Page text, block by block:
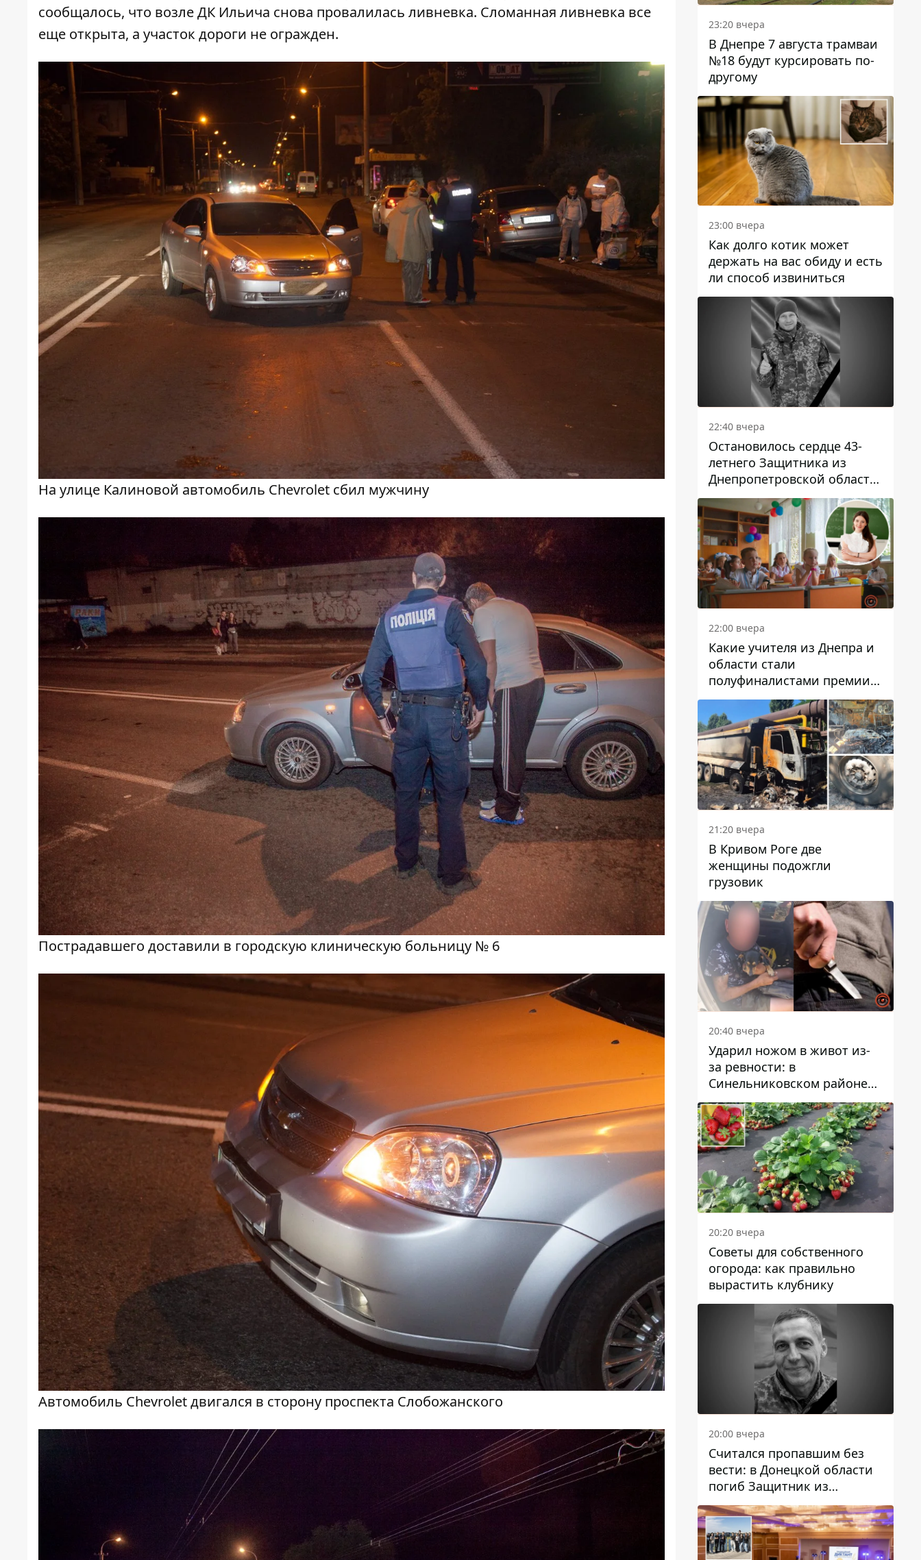
сообщалось, что возле ДК Ильича снова провалилась ливневка. Сломанная ливневка все
еще открыта, а участок дороги не огражден.
На улице Калиновой автомобиль Chevrolet сбил мужчину
Пострадавшего доставили в городскую клиническую больницу № 6
Автомобиль Chevrolet двигался в сторону проспекта Слобожанского
23:20 вчера
В Днепре 7 августа трамваи
№18 будут курсировать по-
другому
23:00 вчера
Как долго котик может
держать на вас обиду и есть
ли способ извиниться
22:40 вчера
Остановилось сердце 43-
летнего Защитника из
Днепропетровской области
Евгения Зинченко
22:00 вчера
Какие учителя из Днепра и
области стали
полуфиналистами премии
Global Teacher Prize Ukraine
2026
21:20 вчера
В Кривом Роге две
женщины подожгли
грузовик
20:40 вчера
Ударил ножом в живот из-
за ревности: в
Синельниковском районе
задержали 49-летнего
мужчину за убийство
20:20 вчера
Советы для собственного
огорода: как правильно
вырастить клубнику
20:00 вчера
Считался пропавшим без
вести: в Донецкой области
погиб Защитник из
Каменского Антон
Красовский